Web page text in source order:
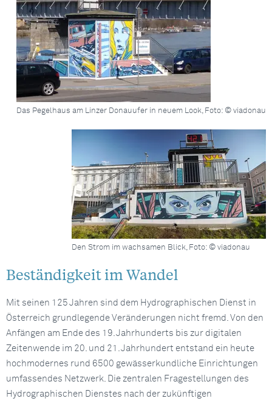
Das Pegelhaus am Linzer Donauufer in neuem Look, Foto: © viadonau
Den Strom im wachsamen Blick, Foto: © viadonau
Beständigkeit im Wandel
Mit seinen 125 Jahren sind dem Hydrographischen Dienst in
Österreich grundlegende Veränderungen nicht fremd. Von den
Anfängen am Ende des 19. Jahrhunderts bis zur digitalen
Zeitenwende im 20. und 21. Jahrhundert entstand ein heute
hochmodernes rund 6500 gewässerkundliche Einrichtungen
umfassendes Netzwerk. Die zentralen Fragestellungen des
Hydrographischen Dienstes nach der zukünftigen